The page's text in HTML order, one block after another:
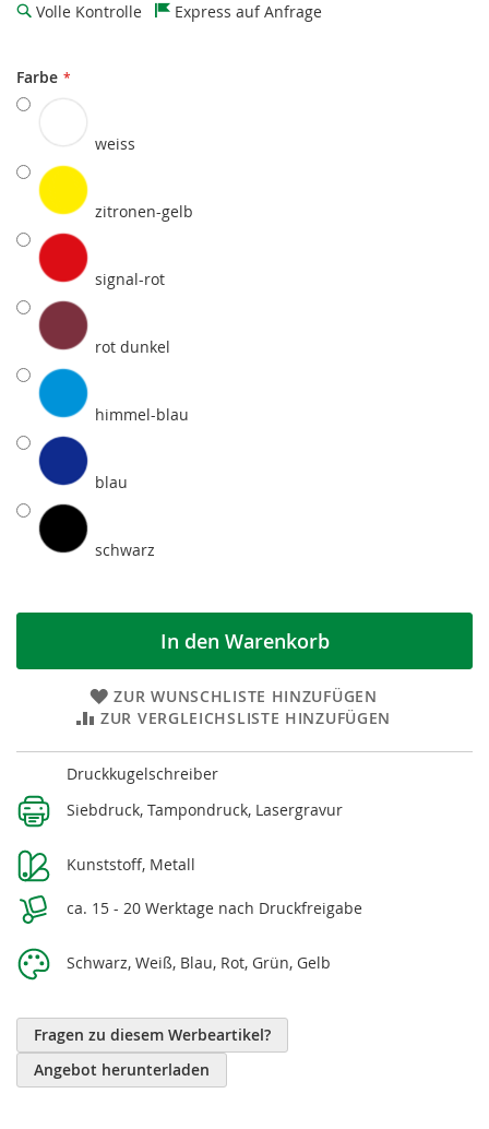
Volle Kontrolle
Express auf Anfrage
Farbe
weiss
zitronen-gelb
signal-rot
rot dunkel
himmel-blau
blau
schwarz
In den Warenkorb
ZUR WUNSCHLISTE HINZUFÜGEN
ZUR VERGLEICHSLISTE HINZUFÜGEN
Informationen
Druckkugelschreiber
Siebdruck, Tampondruck, Lasergravur
Kunststoff, Metall
ca. 15 - 20 Werktage nach Druckfreigabe
Schwarz, Weiß, Blau, Rot, Grün, Gelb
Fragen zu diesem Werbeartikel?
Angebot herunterladen